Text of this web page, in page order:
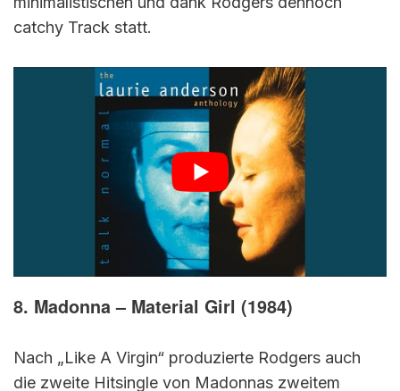
catchy Track statt.
8. Madonna – Material Girl (1984)
Nach „Like A Virgin“ produzierte Rodgers auch
die zweite Hitsingle von Madonnas zweitem